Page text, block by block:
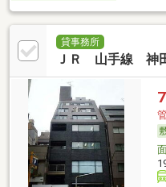
貸事務所
ＪＲ 山手線 神